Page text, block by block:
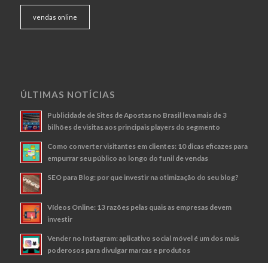
vendas online
ÚLTIMAS NOTÍCIAS
Publicidade de Sites de Apostas no Brasil leva mais de 3
bilhões de visitas aos principais players do segmento
Como converter visitantes em clientes: 10 dicas eficazes para
empurrar seu público ao longo do funil de vendas
SEO para Blog: por que investir na otimização do seu blog?
Vídeos Online: 13 razões pelas quais as empresas devem
investir
Vender no Instagram: aplicativo social móvel é um dos mais
poderosos para divulgar marcas e produtos